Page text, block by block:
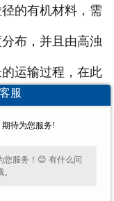
的有机材料，需
布，并且由高浊
运输过程，在此
成不同，整个热
度间隔进行的反
。总之，解理的
小分子的过程，
服
待为您服务!
您服务！😊 有什么问